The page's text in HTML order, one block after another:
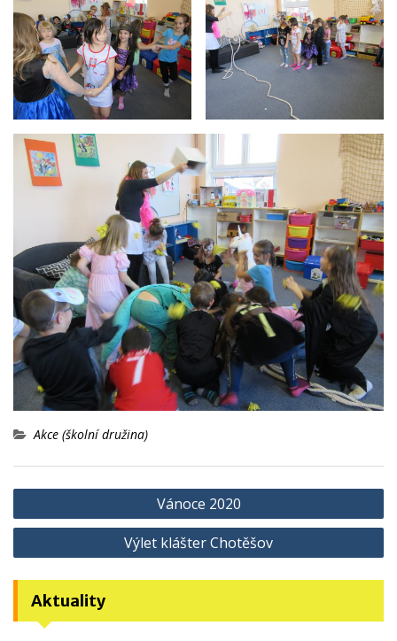
Akce (školní družina)
Navigace
pro
Vánoce 2020
Výlet klášter Chotěšov
Aktuality